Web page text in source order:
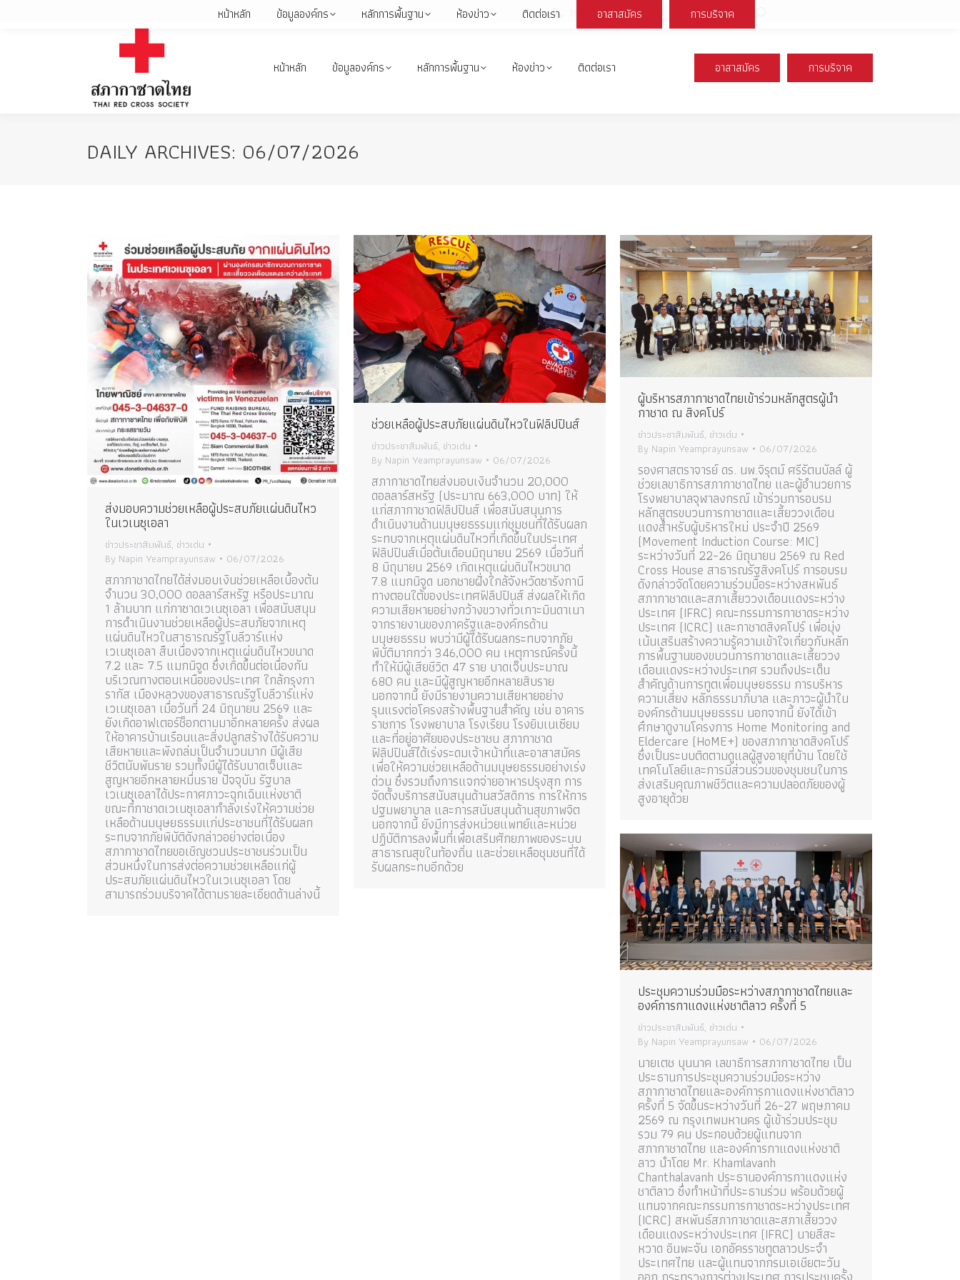
Facebook
in
X
Instagram
YouTube
opens
หน้าหลัก ข้อมูลองค์กร หลักการพื้นฐาน ห้องข่าว ติดต่อเรา อาสาสมัคร การบริจาค
DAILY ARCHIVES: 06/07/2026
ส่งมอบความช่วยเหลือผู้ประสบภัยแผ่นดินไหว
ในเวเนซุเอลา
ข่าวประชาสัมพันธ์, ข่าวเด่น
By Napin Yeamprayunsaw 06/07/2026
สภากาชาดไทยได้ส่งมอบเงินช่วยเหลือเบื้องต้น
จำนวน 30,000 ดอลลาร์สหรัฐ หรือประมาณ
1 ล้านบาท แก่กาซาดเวเนซุเอลา เพื่อสนับสนุน
การดำเนินงานช่วยเหลือผู้ประสบภัยจากเหตุ
แผ่นดินไหวในสาธารณรัฐโบลีวาร์แห่ง
เวเนซุเอลา สืบเนื่องจากเหตุแผ่นดินไหวขนาด
7.2 และ 7.5 แมกนิจูด ซึ่งเกิดขึ้นต่อเนื่องกัน
บริเวณทางตอนเหนือของประเทศ ใกล้กรุงกา
รากัส เมืองหลวงของสาธารณรัฐโบลีวาร์แห่ง
เวเนซุเอลา เมื่อวันที่ 24 มิถุนายน 2569 และ
ยังเกิดอาฟเตอร์ช็อกตามมาอีกหลายครั้ง ส่งผล
ให้อาคารบ้านเรือนและสิ่งปลูกสร้างได้รับความ
เสียหายและพังถล่มเป็นจำนวนมาก มีผู้เสีย
ชีวิตนับพันราย รวมทั้งมีผู้ได้รับบาดเจ็บและ
สูญหายอีกหลายหมื่นราย ปัจจุบัน รัฐบาล
เวเนซุเอลาได้ประกาศภาวะฉุกเฉินแห่งชาติ
ขณะที่กาชาดเวเนซุเอลากำลังเร่งให้ความช่วย
เหลือด้านมนุษยธรรมแก่ประชาชนที่ได้รับผลก
ระทบจากภัยพิบัติดังกล่าวอย่างต่อเนื่อง
สภากาชาดไทยขอเชิญชวนประชาชนร่วมเป็น
ส่วนหนึ่งในการส่งต่อความช่วยเหลือแก่ผู้
ประสบภัยแผ่นดินไหวในเวเนซุเอลา โดย
สามารถร่วมบริจาคได้ตามรายละเอียดด้านล่างนี้
ช่วยเหลือผู้ประสบภัยแผ่นดินไหวในฟิลิปปินส์
ข่าวประชาสัมพันธ์, ข่าวเด่น
By Napin Yeamprayunsaw 06/07/2026
สภากาชาดไทยส่งมอบเงินจำนวน 20,000
ดอลลาร์สหรัฐ (ประมาณ 663,000 บาท) ให้
แก่สภากาชาดฟิลิปปินส์ เพื่อสนับสนุนการ
ดำเนินงานด้านมนุษยธรรมแก่ชุมชนที่ได้รับผลก
ระทบจากเหตุแผ่นดินไหวที่เกิดขึ้นในประเทศ
ฟิลิปปินส์เมื่อต้นเดือนมิถุนายน 2569 เมื่อวันที่
8 มิถุนายน 2569 เกิดเหตุแผ่นดินไหวขนาด
7.8 แมกนิจูด นอกชายฝั่งใกล้จังหวัดซารังกานี
ทางตอนใต้ของประเทศฟิลิปปินส์ ส่งผลให้เกิด
ความเสียหายอย่างกว้างขวางทั่วเกาะมินดาเนา
จากรายงานของภาครัฐและองค์กรด้าน
มนุษยธรรม พบว่ามีผู้ได้รับผลกระทบจากภัย
พิบัติมากกว่า 346,000 คน เหตุการณ์ครั้งนี้
ทำให้มีผู้เสียชีวิต 47 ราย บาดเจ็บประมาณ
680 คน และมีผู้สูญหายอีกหลายสิบราย
นอกจากนี้ ยังมีรายงานความเสียหายอย่าง
รุนแรงต่อโครงสร้างพื้นฐานสำคัญ เช่น อาคาร
ราชการ โรงพยาบาล โรงเรียน โรงยิมเนเซียม
และที่อยู่อาศัยของประชาชน สภากาชาด
ฟิลิปปินส์ได้เร่งระดมเจ้าหน้าที่และอาสาสมัคร
เพื่อให้ความช่วยเหลือด้านมนุษยธรรมอย่างเร่ง
ด่วน ซึ่งรวมถึงการแจกจ่ายอาหารปรุงสุก การ
จัดตั้งบริการสนับสนุนด้านสวัสดิการ การให้การ
ปฐมพยาบาล และการสนับสนุนด้านสุขภาพจิต
นอกจากนี้ ยังมีการส่งหน่วยแพทย์และหน่วย
ปฏิบัติการลงพื้นที่เพื่อเสริมศักยภาพของระบบ
สาธารณสุขในท้องถิ่น และช่วยเหลือชุมชนที่ได้
รับผลกระทบอีกด้วย
ผู้บริหารสภากาชาดไทยเข้าร่วมหลักสูตรผู้นำ
กาชาด ณ สิงคโปร์
ข่าวประชาสัมพันธ์, ข่าวเด่น
By Napin Yeamprayunsaw 06/07/2026
รองศาสตราจารย์ ดร. นพ.จิรุตม์ ศรีรัตนบัลล์ ผู้
ช่วยเลขาธิการสภากาชาดไทย และผู้อำนวยการ
โรงพยาบาลจุฬาลงกรณ์ เข้าร่วมการอบรม
หลักสูตรขบวนการกาชาดและเสี้ยววงเดือน
แดงสำหรับผู้บริหารใหม่ ประจำปี 2569
(Movement Induction Course: MIC)
ระหว่างวันที่ 22–26 มิถุนายน 2569 ณ Red
Cross House สาธารณรัฐสิงคโปร์ การอบรม
ดังกล่าวจัดโดยความร่วมมือระหว่างสหพันธ์
สภากาชาดและสภาเสี้ยววงเดือนแดงระหว่าง
ประเทศ (IFRC) คณะกรรมการกาชาดระหว่าง
ประเทศ (ICRC) และกาชาดสิงคโปร์ เพื่อมุ่ง
เน้นเสริมสร้างความรู้ความเข้าใจเกี่ยวกับหลัก
การพื้นฐานของขบวนการกาชาดและเสี้ยววง
เดือนแดงระหว่างประเทศ รวมถึงประเด็น
สำคัญด้านการทูตเพื่อมนุษยธรรม การบริหาร
ความเสี่ยง หลักธรรมาภิบาล และภาวะผู้นำใน
องค์กรด้านมนุษยธรรม นอกจากนี้ ยังได้เข้า
ศึกษาดูงานโครงการ Home Monitoring and
Eldercare (HoME+) ของสภากาชาดสิงคโปร์
ซึ่งเป็นระบบติดตามดูแลผู้สูงอายุที่บ้าน โดยใช้
เทคโนโลยีและการมีส่วนร่วมของชุมชนในการ
ส่งเสริมคุณภาพชีวิตและความปลอดภัยของผู้
สูงอายุด้วย
ประชุมความร่วมมือระหว่างสภากาชาดไทยและ
องค์การกาแดงแห่งชาติลาว ครั้งที่ 5
ข่าวประชาสัมพันธ์, ข่าวเด่น
By Napin Yeamprayunsaw 06/07/2026
นายเตช บุนนาค เลขาธิการสภากาชาดไทย เป็น
ประธานการประชุมความร่วมมือระหว่าง
สภากาชาดไทยและองค์การกาแดงแห่งชาติลาว
ครั้งที่ 5 จัดขึ้นระหว่างวันที่ 26–27 พฤษภาคม
2569 ณ กรุงเทพมหานคร ผู้เข้าร่วมประชุม
รวม 79 คน ประกอบด้วยผู้แทนจาก
สภากาชาดไทย และองค์การกาแดงแห่งชาติ
ลาว นำโดย Mr. Khamlavanh
Chanthalavanh ประธานองค์การกาแดงแห่ง
ชาติลาว ซึ่งทำหน้าที่ประธานร่วม พร้อมด้วยผู้
แทนจากคณะกรรมการกาชาดระหว่างประเทศ
(ICRC) สหพันธ์สภากาชาดและสภาเสี้ยววง
เดือนแดงระหว่างประเทศ (IFRC) นายสีสะ
หวาด อินพะจัน เอกอัครราชทูตลาวประจำ
ประเทศไทย และผู้แทนจากกรมเอเชียตะวัน
หน้าหลัก ข้อมูลองค์กร หลักการพื้นฐาน ห้องข่าว ติดต่อเรา อาสาสมัคร การบริจาค